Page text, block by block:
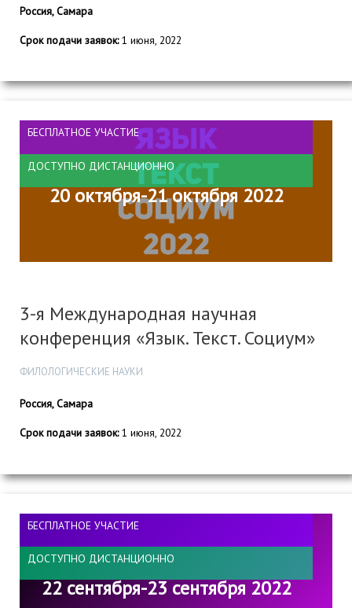
Россия, Самара
Срок подачи заявок:1 июня, 2022
БЕСПЛАТНОЕ УЧАСТИЕ
ДОСТУПНО ДИСТАНЦИОННО
20 октября-21 октября 2022
3-я Международная научная
конференция «Язык. Текст. Социум»
ФИЛОЛОГИЧЕСКИЕ НАУКИ
Россия, Самара
Срок подачи заявок:1 июня, 2022
БЕСПЛАТНОЕ УЧАСТИЕ
ДОСТУПНО ДИСТАНЦИОННО
22 сентября-23 сентября 2022